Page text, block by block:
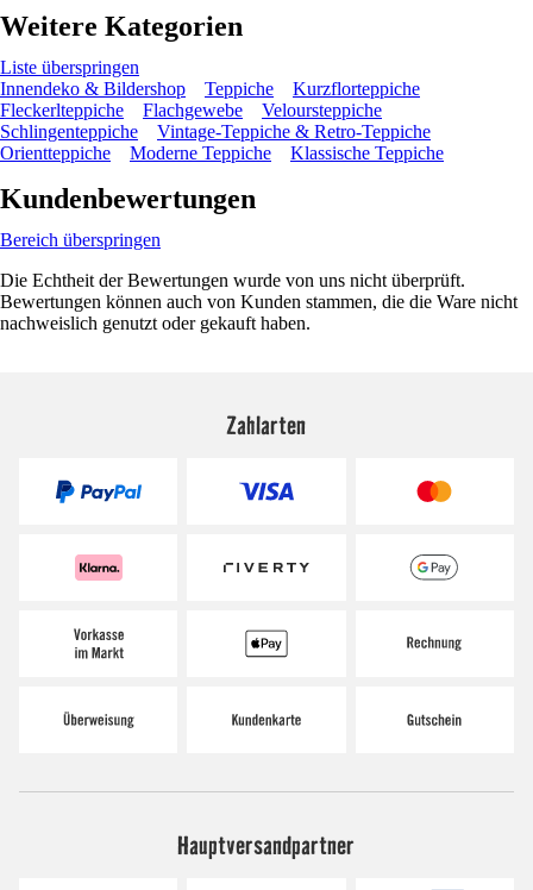
Weitere Kategorien
Liste überspringen
Innendeko & Bildershop
Teppiche
Kurzflorteppiche
Fleckerlteppiche
Flachgewebe
Veloursteppiche
Schlingenteppiche
Vintage-Teppiche & Retro-Teppiche
Orientteppiche
Moderne Teppiche Klassische Teppiche
Kundenbewertungen
Bereich überspringen
Die Echtheit der Bewertungen wurde von uns nicht überprüft.
Bewertungen können auch von Kunden stammen, die die Ware nicht
nachweislich genutzt oder gekauft haben.
Zahlarten
Hauptversandpartner